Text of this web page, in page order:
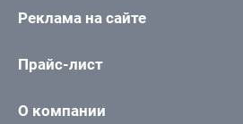
Реклама на сайте
Прайс-лист
О компании